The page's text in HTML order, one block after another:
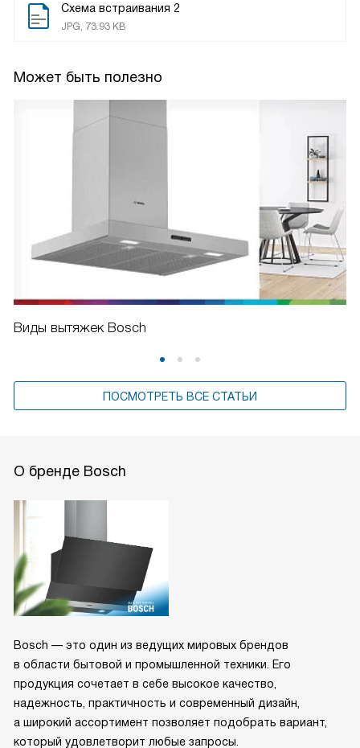
Схема встраивания 2
JPG, 73.93 KB
Может быть полезно
Виды вытяжек Bosch
ПОСМОТРЕТЬ ВСЕ СТАТЬИ
О бренде Bosch
Bosch — это один из ведущих мировых брендов
в области бытовой и промышленной техники. Его
продукция сочетает в себе высокое качество,
надежность, практичность и современный дизайн,
а широкий ассортимент позволяет подобрать вариант,
который удовлетворит любые запросы.